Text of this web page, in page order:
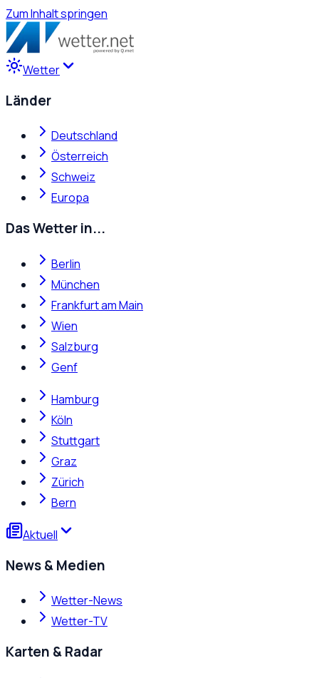
Zum Inhalt springen
Wetter
Länder
Deutschland
Österreich
Schweiz
Europa
Das Wetter in...
Berlin
München
Frankfurt am Main
Wien
Salzburg
Genf
Hamburg
Köln
Stuttgart
Graz
Zürich
Bern
Aktuell
News & Medien
Wetter-News
Wetter-TV
Karten & Radar